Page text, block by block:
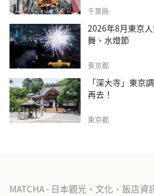
千葉縣
2026年8月東京
舞、水燈節
東京都
「深大寺」東京
再去！
東京都
MATCHA - 日本觀光、文化、飯店資